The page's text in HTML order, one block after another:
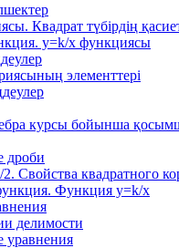
Квадрат түбірдің
у=k/x функциясы
элементтері
курсы бойынша
дроби
Свойства квадратного
Функция у=k/x
делимости
уравнения